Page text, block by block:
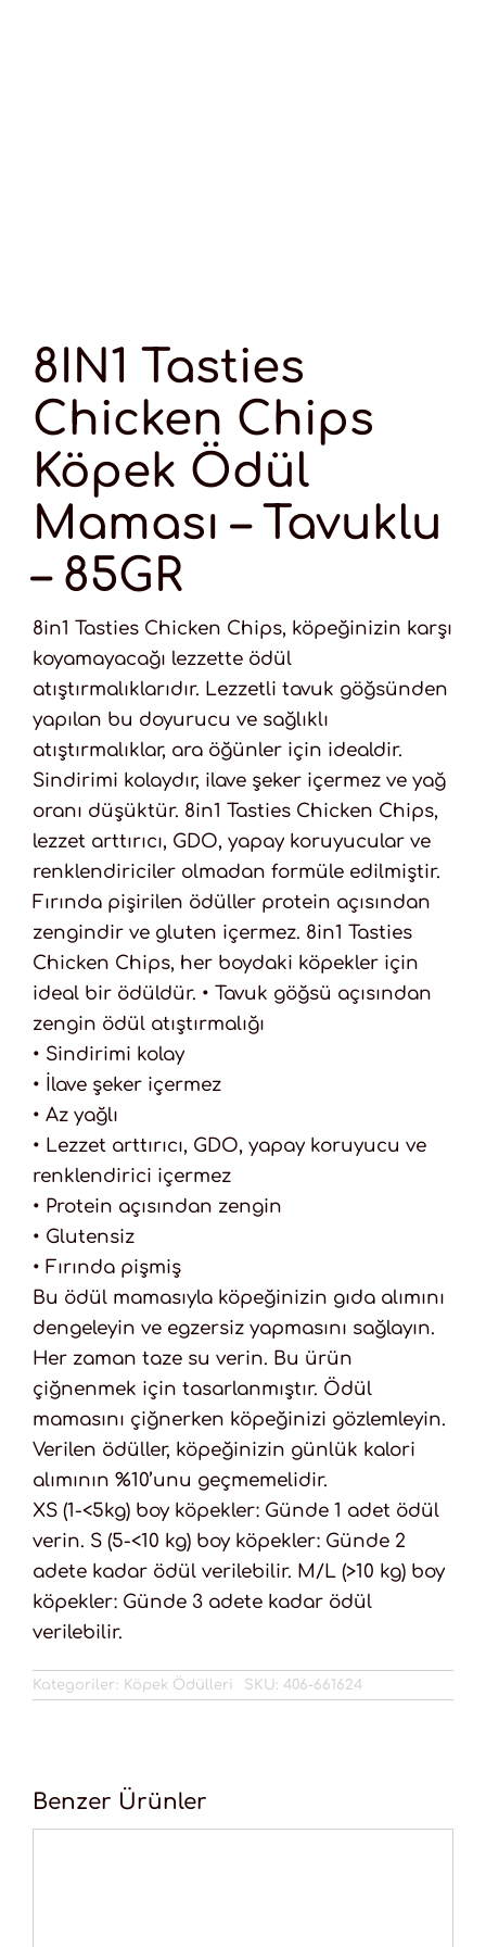
8IN1 Tasties
Chicken Chips
Köpek Ödül
Maması – Tavuklu
– 85GR
8in1 Tasties Chicken Chips, köpeğinizin karşı
koyamayacağı lezzette ödül
atıştırmalıklarıdır. Lezzetli tavuk göğsünden
yapılan bu doyurucu ve sağlıklı
atıştırmalıklar, ara öğünler için idealdir.
Sindirimi kolaydır, ilave şeker içermez ve yağ
oranı düşüktür. 8in1 Tasties Chicken Chips,
lezzet arttırıcı, GDO, yapay koruyucular ve
renklendiriciler olmadan formüle edilmiştir.
Fırında pişirilen ödüller protein açısından
zengindir ve gluten içermez. 8in1 Tasties
Chicken Chips, her boydaki köpekler için
ideal bir ödüldür. • Tavuk göğsü açısından
zengin ödül atıştırmalığı
• Sindirimi kolay
• İlave şeker içermez
• Az yağlı
• Lezzet arttırıcı, GDO, yapay koruyucu ve
renklendirici içermez
• Protein açısından zengin
• Glutensiz
• Fırında pişmiş
Bu ödül mamasıyla köpeğinizin gıda alımını
dengeleyin ve egzersiz yapmasını sağlayın.
Her zaman taze su verin. Bu ürün
çiğnenmek için tasarlanmıştır. Ödül
mamasını çiğnerken köpeğinizi gözlemleyin.
Verilen ödüller, köpeğinizin günlük kalori
alımının %10’unu geçmemelidir.
XS (1-<5kg) boy köpekler: Günde 1 adet ödül
verin. S (5-<10 kg) boy köpekler: Günde 2
adete kadar ödül verilebilir. M/L (>10 kg) boy
köpekler: Günde 3 adete kadar ödül
verilebilir.
Kategoriler: Köpek Ödülleri SKU: 406-661624
Benzer Ürünler